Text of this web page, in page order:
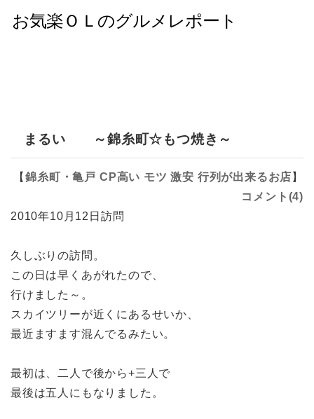
まるい ～錦糸町☆もつ焼き～
【錦糸町・亀戸 CP高い モツ 激安 行列が出来るお店 】
コメント(4)
2010年10月12日訪問
久しぶりの訪問。
この日は早くあがれたので、
行けました～。
スカイツリーが近くにあるせいか、
最近ますます混んでるみたい。
最初は、二人で後から+三人で
最後は五人にもなりました。